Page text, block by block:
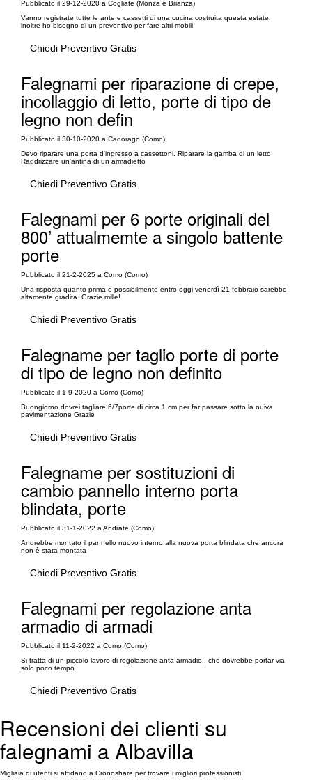
Pubblicato il 29-12-2020 a Cogliate (Monza e Brianza)
Vanno registrate tutte le ante e cassetti di una cucina costruita questa estate,
inoltre ho bisogno di un preventivo per fare altri mobili
Chiedi Preventivo Gratis
Falegnami per riparazione di crepe,
incollaggio di letto, porte di tipo de
legno non defin
Pubblicato il 30-10-2020 a Cadorago (Como)
Devo riparare una porta d'ingresso a cassettoni. Riparare la gamba di un letto
Raddrizzare un'antina di un armadietto
Chiedi Preventivo Gratis
Falegnami per 6 porte originali del
800’ attualmemte a singolo battente
porte
Pubblicato il 21-2-2025 a Como (Como)
Una risposta quanto prima e possibilmente entro oggi venerdì 21 febbraio sarebbe
altamente gradita. Grazie mille!
Chiedi Preventivo Gratis
Falegname per taglio porte di porte
di tipo de legno non definito
Pubblicato il 1-9-2020 a Como (Como)
Buongiorno dovrei tagliare 6/7porte di circa 1 cm per far passare sotto la nuiva
pavimentazione Grazie
Chiedi Preventivo Gratis
Falegname per sostituzioni di
cambio pannello interno porta
blindata, porte
Pubblicato il 31-1-2022 a Andrate (Como)
Andrebbe montato il pannello nuovo interno alla nuova porta blindata che ancora
non è stata montata
Chiedi Preventivo Gratis
Falegnami per regolazione anta
armadio di armadi
Pubblicato il 11-2-2022 a Como (Como)
Si tratta di un piccolo lavoro di regolazione anta armadio., che dovrebbe portar via
solo poco tempo.
Chiedi Preventivo Gratis
Recensioni dei clienti su
falegnami a Albavilla
Migliaia di utenti si affidano a Cronoshare per trovare i migliori professionisti